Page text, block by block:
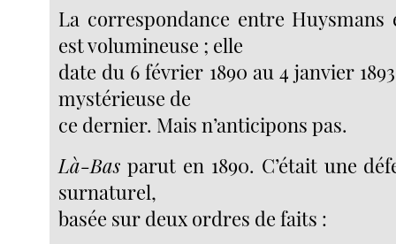
La correspondance entre Huysmans
est volumineuse ; elle
date du 6 février 1890 au 4 janvier
mystérieuse de
ce dernier. Mais n’anticipons pas.
Là-Bas parut en 1890. C’était une
surnaturel,
basée sur deux ordres de faits :